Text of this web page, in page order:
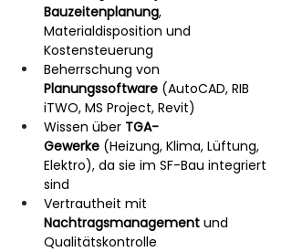
Bauzeitenplanung,
Materialdisposition und
Kostensteuerung
Beherrschung von
Planungssoftware (AutoCAD, RIB
iTWO, MS Project, Revit)
Wissen über TGA-
Gewerke (Heizung, Klima, Lüftung,
Elektro), da sie im SF-Bau integriert
sind
Vertrautheit mit
Nachtragsmanagement und
Qualitätskontrolle